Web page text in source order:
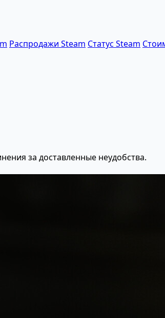
Распродажи Steam Статус Steam
за доставленные неудобства.